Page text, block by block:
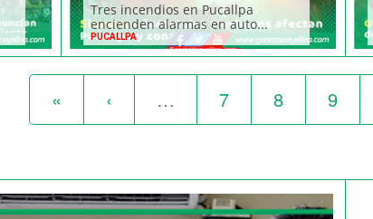
Tres incendios en Pucallpa
encienden alarmas en auto...
PUCALLPA
« ‹ … 7 8 9